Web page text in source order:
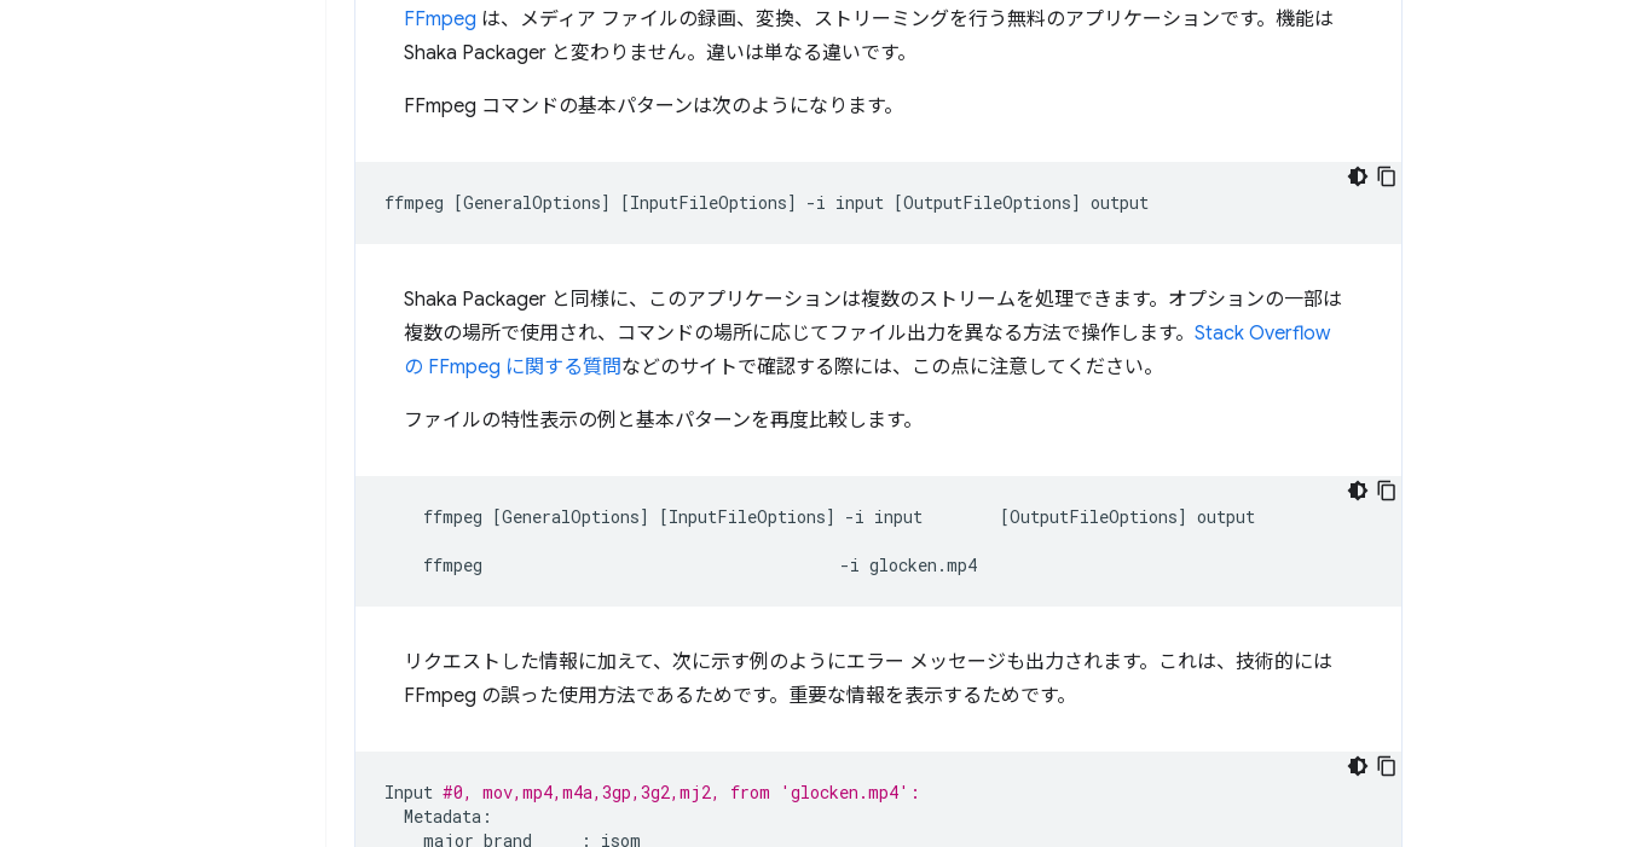
FFmpeg は、メディア ファイルの録画、変換、ストリーミングを行う無料のアプリケーションです。機能は
Shaka Packager と変わりません。違いは単なる違いです。
FFmpeg コマンドの基本パターンは次のようになります。
ffmpeg [GeneralOptions] [InputFileOptions] -i input [OutputFileOptions]
Shaka Packager と同様に、このアプリケーションは複数のストリームを処理できます。オプションの一部は
複数の場所で使用され、コマンドの場所に応じてファイル出力を異なる方法で操作します。 Stack Overflow
の FFmpeg に関する質問などのサイトで確認する際には、この点に注意してください。
ファイルの特性表示の例と基本パターンを再度比較します。
ffmpeg [GeneralOptions] [InputFileOptions] -i input [OutputFileOptions] output
ffmpeg -i
リクエストした情報に加えて、次に示す例のようにエラー メッセージも出力されます。これは、技術的には
FFmpeg の誤った使用方法であるためです。重要な情報を表示するためです。
Input #0, mov,mp4,m4a,3gp,3g2,mj2, from 'glocken.mp4':
major_brand
: